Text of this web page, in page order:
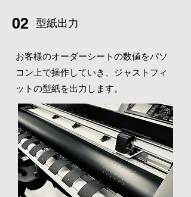
02 ​型紙出力
お客様のオーダーシートの数値をパソ
コン上で操作していき、ジャストフィ
ットの型紙を出力 ​します。